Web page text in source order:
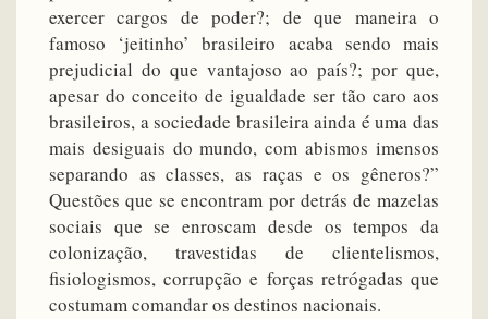
exercer cargos de poder?; de que maneira o
famoso ‘jeitinho’ brasileiro acaba sendo mais
prejudicial do que vantajoso ao país?; por que,
apesar do conceito de igualdade ser tão caro aos
brasileiros, a sociedade brasileira ainda é uma das
mais desiguais do mundo, com abismos imensos
separando as classes, as raças e os gêneros?”
Questões que se encontram por detrás de mazelas
sociais que se enroscam desde os tempos da
colonização, travestidas de clientelismos,
fisiologismos, corrupção e forças retrógadas que
costumam comandar os destinos nacionais.